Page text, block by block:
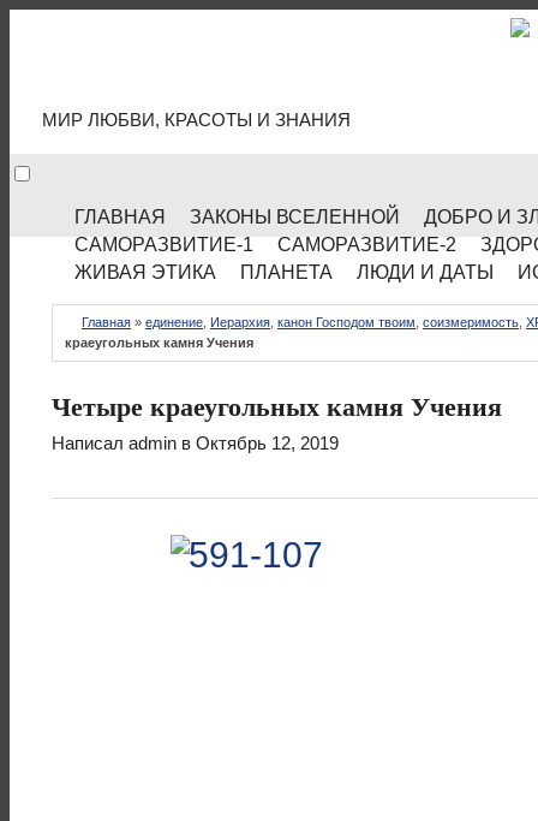
МИР ЛЮБВИ, КРАСОТЫ И ЗНАНИЯ
ГЛАВНАЯ ЗАКОНЫ ВСЕЛЕННОЙ
ДОБРО И
САМОРАЗВИТИЕ-1
САМОРАЗВИТИЕ-2
ЖИВАЯ ЭТИКА
ПЛАНЕТА ЛЮДИ И ДАТЫ
Главная » единение Иерархия канон Господом твоим соизмеримость
краеугольных камня Учения
Четыре краеугольных камня Учения
Написал admin в Октябрь 12, 2019